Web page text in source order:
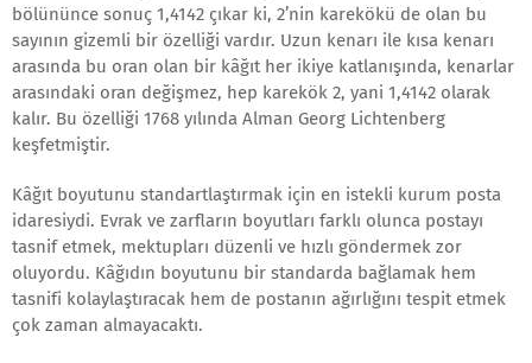
bölününce sonuç 1,4142 çıkar ki, 2’nin karekökü de olan bu
sayının gizemli bir özelliği vardır. Uzun kenarı ile kısa kenarı
arasında bu oran olan bir kâğıt her ikiye katlanışında, kenarlar
arasındaki oran değişmez, hep karekök 2, yani 1,4142 olarak
kalır. Bu özelliği 1768 yılında Alman Georg Lichtenberg
keşfetmiştir.
Kâğıt boyutunu standartlaştırmak için en istekli kurum posta
idaresiydi. Evrak ve zarfların boyutları farklı olunca postayı
tasnif etmek, mektupları düzenli ve hızlı göndermek zor
oluyordu. Kâğıdın boyutunu bir standarda bağlamak hem
tasnifi kolaylaştıracak hem de postanın ağırlığını tespit etmek
çok zaman almayacaktı.